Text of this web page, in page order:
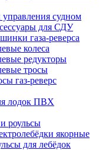
судном
для СДУ
газа-реверса
колеса
редукторы
тросы
газ-реверс
лодок ПВХ
роульсы
якорные
для лебёдок